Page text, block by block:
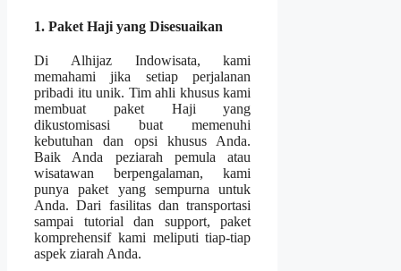
1. Paket Haji yang Disesuaikan
Di Alhijaz Indowisata, kami
memahami jika setiap perjalanan
pribadi itu unik. Tim ahli khusus kami
membuat paket Haji yang
dikustomisasi buat memenuhi
kebutuhan dan opsi khusus Anda.
Baik Anda peziarah pemula atau
wisatawan berpengalaman, kami
punya paket yang sempurna untuk
Anda. Dari fasilitas dan transportasi
sampai tutorial dan support, paket
komprehensif kami meliputi tiap-tiap
aspek ziarah Anda.